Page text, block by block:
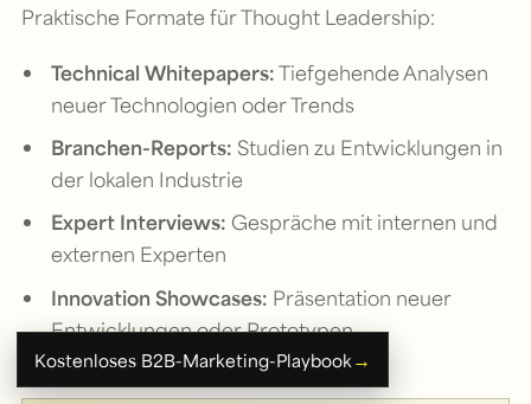
Praktische Formate für Thought Leadership:
Technical Whitepapers:Tiefgehende Analysen
neuer Technologien oder Trends
Branchen-Reports: Studien zu Entwicklungen in
der lokalen Industrie
Expert Interviews: Gespräche mit internen und
externen Experten
Innovation Showcases: Präsentation neuer
Entwicklungen oder Prototypen
Kostenloses B2B-Marketing-Playbook →